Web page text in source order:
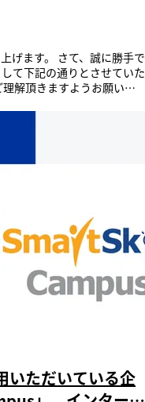
げます。 さて、誠に勝手で
て下記の通りとさせていた
解頂きますようお願い申
年8月17日（月）以降順
けいたしますが、何卒宜
いただいている企